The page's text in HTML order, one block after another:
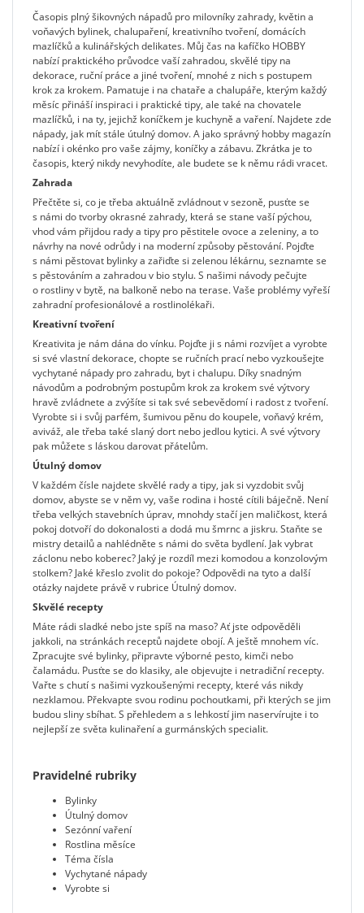
Časopis plný šikovných nápadů pro milovníky zahrady, květin a
voňavých bylinek, chalupaření, kreativního tvoření, domácích
mazlíčků a kulinářských delikates. Můj čas na kafíčko HOBBY
nabízí praktického průvodce vaší zahradou, skvělé tipy na
dekorace, ruční práce a jiné tvoření, mnohé z nich s postupem
krok za krokem. Pamatuje i na chataře a chalupáře, kterým každý
měsíc přináší inspiraci i praktické tipy, ale také na chovatele
mazlíčků, i na ty, jejichž koníčkem je kuchyně a vaření. Najdete zde
nápady, jak mít stále útulný domov. A jako správný hobby magazín
nabízí i okénko pro vaše zájmy, koníčky a zábavu. Zkrátka je to
časopis, který nikdy nevyhodíte, ale budete se k němu rádi vracet.
Zahrada
Přečtěte si, co je třeba aktuálně zvládnout v sezoně, pusťte se
s námi do tvorby okrasné zahrady, která se stane vaší pýchou,
vhod vám přijdou rady a tipy pro pěstitele ovoce a zeleniny, a to
návrhy na nové odrůdy i na moderní způsoby pěstování. Pojďte
s námi pěstovat bylinky a zařiďte si zelenou lékárnu, seznamte se
s pěstováním a zahradou v bio stylu. S našimi návody pečujte
o rostliny v bytě, na balkoně nebo na terase. Vaše problémy vyřeší
zahradní profesionálové a rostlinolékaři.
Kreativní tvoření
Kreativita je nám dána do vínku. Pojďte ji s námi rozvíjet a vyrobte
si své vlastní dekorace, chopte se ručních prací nebo vyzkoušejte
vychytané nápady pro zahradu, byt i chalupu. Díky snadným
návodům a podrobným postupům krok za krokem své výtvory
hravě zvládnete a zvýšíte si tak své sebevědomí i radost z tvoření.
Vyrobte si i svůj parfém, šumivou pěnu do koupele, voňavý krém,
aviváž, ale třeba také slaný dort nebo jedlou kytici. A své výtvory
pak můžete s láskou darovat přátelům.
Útulný domov
V každém čísle najdete skvělé rady a tipy, jak si vyzdobit svůj
domov, abyste se v něm vy, vaše rodina i hosté cítili báječně. Není
třeba velkých stavebních úprav, mnohdy stačí jen maličkost, která
pokoj dotvoří do dokonalosti a dodá mu šmrnc a jiskru. Staňte se
mistry detailů a nahlédněte s námi do světa bydlení. Jak vybrat
záclonu nebo koberec? Jaký je rozdíl mezi komodou a konzolovým
stolkem? Jaké křeslo zvolit do pokoje? Odpovědi na tyto a další
otázky najdete právě v rubrice Útulný domov.
Skvělé recepty
Máte rádi sladké nebo jste spíš na maso? Ať jste odpověděli
jakkoli, na stránkách receptů najdete obojí. A ještě mnohem víc.
Zpracujte své bylinky, připravte výborné pesto, kimči nebo
čalamádu. Pusťte se do klasiky, ale objevujte i netradiční recepty.
Vařte s chutí s našimi vyzkoušenými recepty, které vás nikdy
nezklamou. Překvapte svou rodinu pochoutkami, při kterých se jim
budou sliny sbíhat. S přehledem a s lehkostí jim naservírujte i to
nejlepší ze světa kulinaření a gurmánských specialit.
Pravidelné rubriky
Bylinky
Útulný domov
Sezónní vaření
Rostlina měsíce
Téma čísla
Vychytané nápady
Vyrobte si